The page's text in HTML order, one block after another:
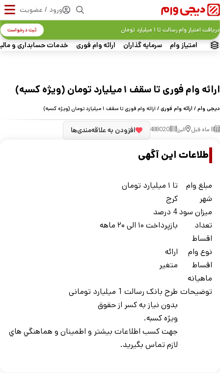
ورود / عضویت
امتیاز وام سرمایه گذاران ارائه وام فوری خدمات حسابداری و
دریافت امتیاز وام رسالت تا ۱ میلیارد تومان ثبت درخواست
ارائه وام فوری تا سقف ۱ میلیارد تومان (ویژه کسبه)
دیجی وام/ ارائه وام فوری/ ارائه وام فوری تا سقف ۱ میلیارد تومان (ویژه کسبه)
8 ماه قبل البرز 488020 افزودن به علاقه‌مندی‌ها
اطلاعات این آگهی
مبلغ وام
تا ۱ میلیارد تومان
شهر
کرج
ميزان سود4 درصد
تعداد
اقساط
بازپرداخت ۱۰ الی ۲۰ ماهه
نوع وام
ارائه
اقساط
ماهيانه
متغیر
توضيحات طرح بانک رسالت 1 میلیارد تومانی
بدون نیاز به کسر از حقوق
ویژه کسبه.
جهت کسب اطلاعات بيشتر و اطمينان و هماهنگي هاي
لازم تماس بگيريد.